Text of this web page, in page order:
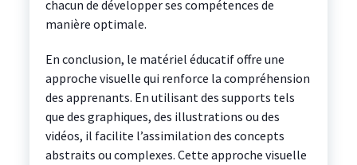
chacun de développer ses compétences de
manière optimale.
En conclusion, le matériel éducatif offre une
approche visuelle qui renforce la compréhension
des apprenants. En utilisant des supports tels
que des graphiques, des illustrations ou des
vidéos, il facilite l’assimilation des concepts
abstraits ou complexes. Cette approche visuelle